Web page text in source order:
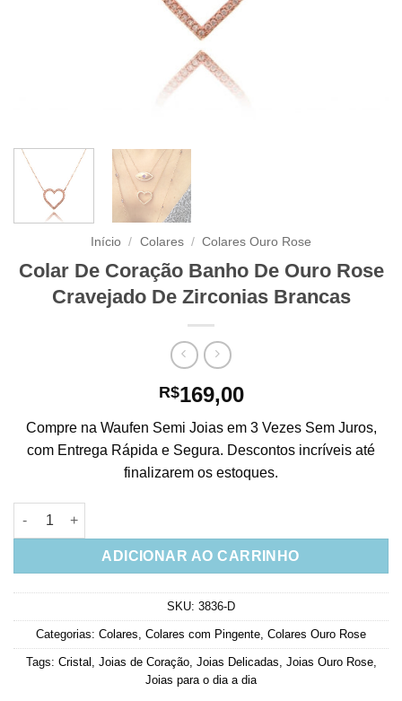
Início / Colares / Colares Ouro Rose
Colar De Coração Banho De Ouro Rose
Cravejado De Zirconias Brancas
R$169,00
Compre na Waufen Semi Joias em 3 Vezes Sem Juros,
com Entrega Rápida e Segura. Descontos incríveis até
finalizarem os estoques.
Colar De Coração Banho De Ouro Rose Cravejado De
ADICIONAR AO CARRINHO
SKU: 3836-D
Categorias: Colares Colares com Pingente Colares Ouro Rose
Tags: Cristal Joias de Coração, Joias Delicadas Joias Ouro Rose,
Joias para o dia a dia